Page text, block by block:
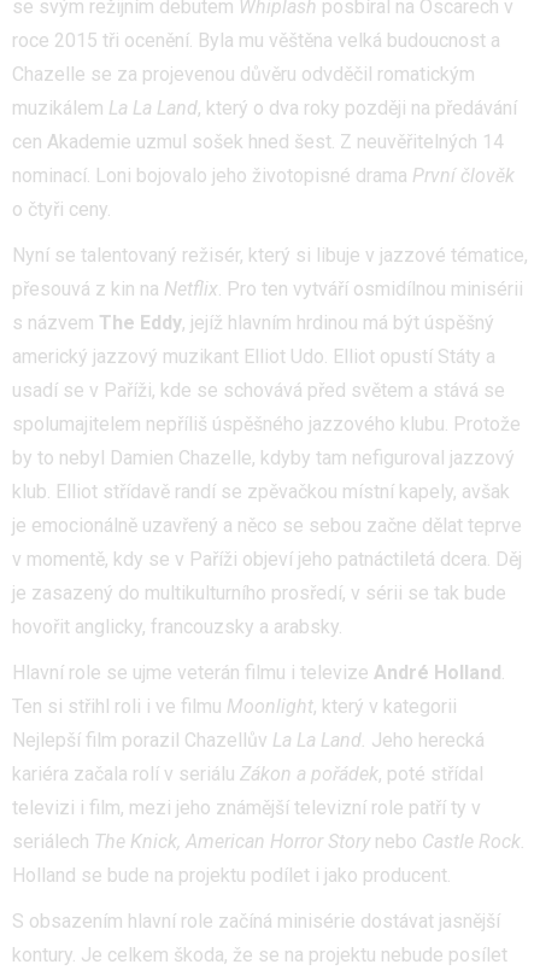
se svým režijním debutem Whiplash posbíral na Oscarech v
roce 2015 tři ocenění. Byla mu věštěna velká budoucnost a
Chazelle se za projevenou důvěru odvděčil romatickým
muzikálem La La Land, který o dva roky později na předávání
cen Akademie uzmul sošek hned šest. Z neuvěřitelných 14
nominací. Loni bojovalo jeho životopisné drama První člověk
o čtyři ceny.
Nyní se talentovaný režisér, který si libuje v jazzové tématice,
přesouvá z kin na Netflix. Pro ten vytváří osmidílnou minisérii
s názvem The Eddy, jejíž hlavním hrdinou má být úspěšný
americký jazzový muzikant Elliot Udo. Elliot opustí Státy a
usadí se v Paříži, kde se schovává před světem a stává se
spolumajitelem nepříliš úspěšného jazzového klubu. Protože
by to nebyl Damien Chazelle, kdyby tam nefiguroval jazzový
klub. Elliot střídavě randí se zpěvačkou místní kapely, avšak
je emocionálně uzavřený a něco se sebou začne dělat teprve
v momentě, kdy se v Paříži objeví jeho patnáctiletá dcera. Děj
je zasazený do multikulturního prosředí, v sérii se tak bude
hovořit anglicky, francouzsky a arabsky.
Hlavní role se ujme veterán filmu i televize André Holland .
Ten si střihl roli i ve filmu Moonlight, který v kategorii
Nejlepší film porazil Chazellův La La Land. Jeho herecká
kariéra začala rolí v seriálu Zákon a pořádek, poté střídal
televizi i film, mezi jeho známější televizní role patří ty v
seriálech The Knick, American Horror Story nebo Castle Rock.
Holland se bude na projektu podílet i jako producent.
S obsazením hlavní role začíná minisérie dostávat jasnější
kontury. Je celkem škoda, že se na projektu nebude posílet